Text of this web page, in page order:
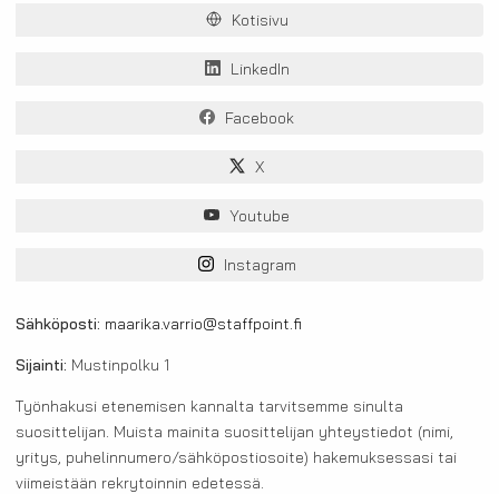
Kotisivu
LinkedIn
Facebook
X
Youtube
Instagram
Sähköposti: maarika.varrio@staffpoint.fi
Sijainti: Mustinpolku 1
Työnhakusi etenemisen kannalta tarvitsemme sinulta
suosittelijan. Muista mainita suosittelijan yhteystiedot (nimi,
yritys, puhelinnumero/sähköpostiosoite) hakemuksessasi tai
viimeistään rekrytoinnin edetessä.